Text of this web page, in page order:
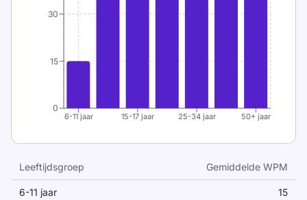
Concentreer u op techniek en vertrouwen
voor jongere leerlingen voordat u
snelheidsdoelen verlegt.
Leeftijdscategorieën combineren
oefentoegang.
De meeste grote datasets zijn Engelstalig en
gericht op QWERTY.
6-11 jaar 15-17 jaar 25-34 jaar 50+ jaar
0
15
30
Typesnelheid per leeftijdsgroep
Leeftijdsgroep Gemiddelde WPM
6-11 jaar 15